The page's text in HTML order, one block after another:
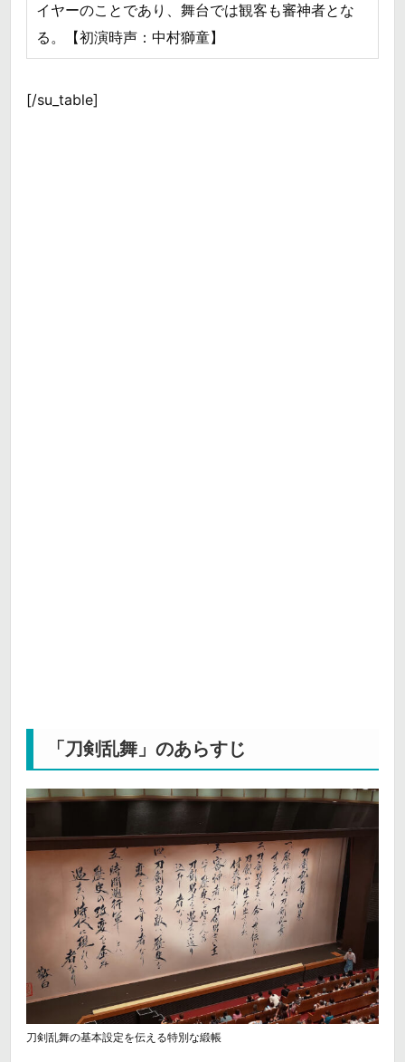
イヤーのことであり、舞台では観客も審神者とな
る。【初演時声：中村獅童】
[/su_table]
「刀剣乱舞」のあらすじ
刀剣乱舞の基本設定を伝える特別な緞帳